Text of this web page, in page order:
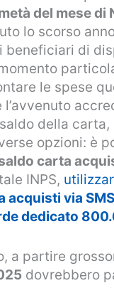
del mese di
lo scorso
beneficiari di
le spese
della carta,
opzioni: è
carta
INPS,
acquisti via SMS
dedicato
a partire
dovrebbero